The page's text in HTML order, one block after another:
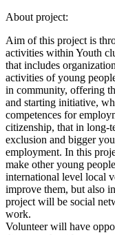
About project:
Aim of this project is
activities within Youth
that includes
activities of young
in community, offering
and starting initiative,
competences for
citizenship, that in long-
exclusion and bigger
employment. In this
make other young
international level local
improve them, but also
project will be social
work.
Volunteer will have